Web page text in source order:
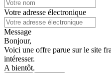
Votre adresse électronique
Message
Bonjour,
Voici une offre parue sur le site
intéresser.
A bientôt.